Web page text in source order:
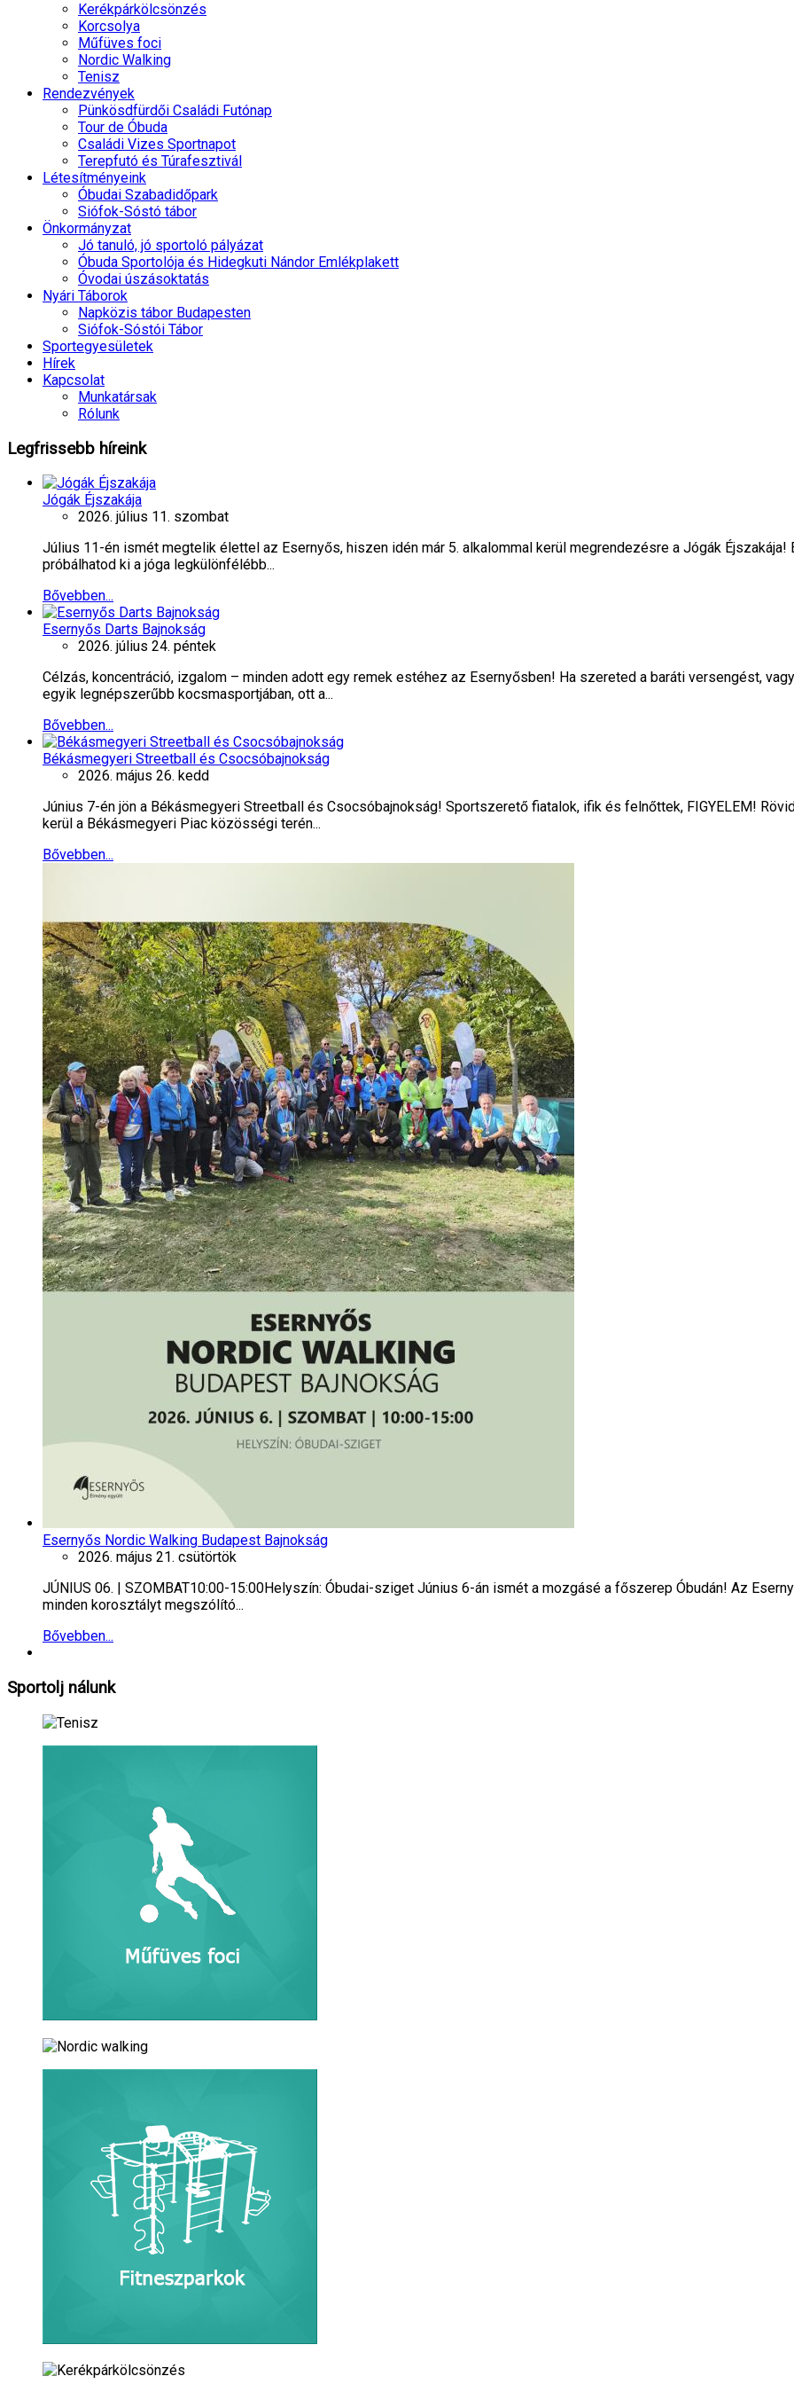
Kerékpárkölcsönzés
Korcsolya
Műfüves foci
Nordic Walking
Tenisz
Rendezvények
Pünkösdfürdői Családi Futónap
Tour de Óbuda
Családi Vizes Sportnapot
Terepfutó és Túrafesztivál
Létesítményeink
Óbudai Szabadidőpark
Siófok-Sóstó tábor
Önkormányzat
Jó tanuló, jó sportoló pályázat
Óbuda Sportolója és Hidegkuti Nándor Emlékplakett
Óvodai úszásoktatás
Nyári Táborok
Napközis tábor Budapesten
Siófok-Sóstói Tábor
Sportegyesületek
Hírek
Kapcsolat
Munkatársak
Rólunk
Legfrissebb híreink
Jógák Éjszakája
2026. július 11. szombat
Július 11-én ismét megtelik élettel az Esernyős, hiszen idén már 5. alkalommal kerül megrendezésre a Jógák
próbálhatod ki a jóga legkülönfélébb...
Bővebben...
Esernyős Darts Bajnokság
2026. július 24. péntek
Célzás, koncentráció, izgalom – minden adott egy remek estéhez az Esernyősben! Ha szereted a baráti versengést,
egyik legnépszerűbb kocsmasportjában, ott a...
Bővebben...
Békásmegyeri Streetball és Csocsóbajnokság
2026. május 26. kedd
Június 7-én jön a Békásmegyeri Streetball és Csocsóbajnokság! Sportszerető fiatalok, ifik és felnőttek, FIGYELEM!
kerül a Békásmegyeri Piac közösségi terén...
Bővebben...
Esernyős Nordic Walking Budapest Bajnokság
2026. május 21. csütörtök
JÚNIUS 06. | SZOMBAT10:00-15:00Helyszín: Óbudai-sziget Június 6-án ismét a mozgásé a főszerep Óbudán! Az
minden korosztályt megszólító...
Bővebben...
Sportolj nálunk